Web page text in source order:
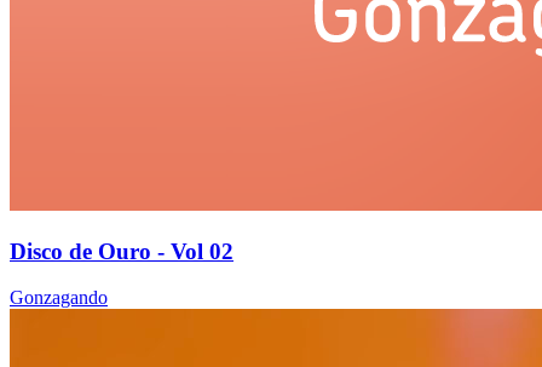
Disco de Ouro - Vol 02
Gonzagando